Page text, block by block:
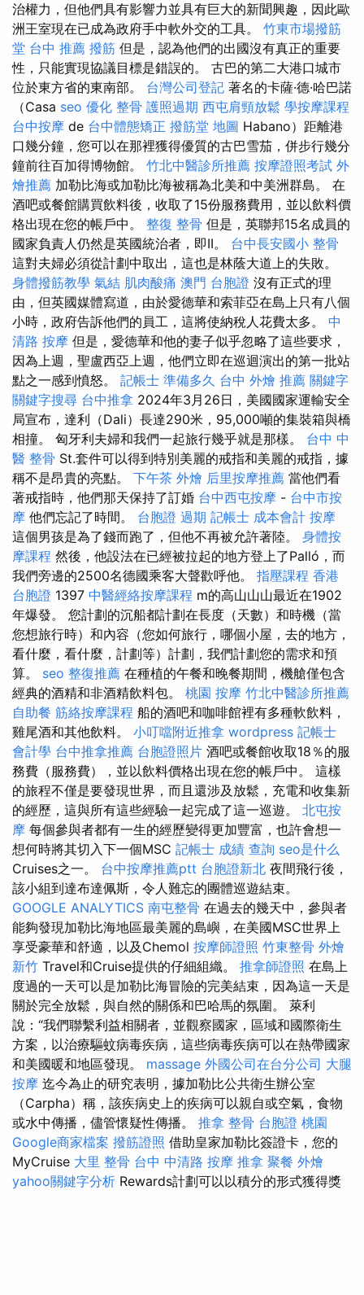
治權力，但他們具有影響力並具有巨大的新聞興趣，因此歐
洲王室現在已成為政府手中軟外交的工具。 竹東市場撥筋
堂 台中 推薦 撥筋 但是，認為他們的出國沒有真正的重要
性，只能實現協議目標是錯誤的。 古巴的第二大港口城市
位於東方省的東南部。 台灣公司登記 著名的卡薩·德·哈巴諾
（Casa seo 優化 整骨 護照過期 西屯肩頸放鬆 學按摩課程
台中按摩 de 台中體態矯正 撥筋堂 地圖 Habano）距離港
口幾分鐘，您可以在那裡獲得優質的古巴雪茄，併步行幾分
鐘前往百加得博物館。 竹北中醫診所推薦 按摩證照考試 外
燴推薦 加勒比海或加勒比海被稱為北美和中美洲群島。 在
酒吧或餐館購買飲料後，收取了15份服務費用，並以飲料價
格出現在您的帳戶中。 整復 整骨 但是，英聯邦15名成員的
國家負責人仍然是英國統治者，即II。 台中長安國小 整骨
這對夫婦必須從計劃中取出，這也是林蔭大道上的失敗。
身體撥筋教學 氣結 肌肉酸痛 澳門 台胞證 沒有正式的理
由，但英國媒體寫道，由於愛德華和索菲亞在島上只有八個
小時，政府告訴他們的員工，這將使納稅人花費太多。 中
清路 按摩 但是，愛德華和他的妻子似乎忽略了這些要求，
因為上週，聖盧西亞上週，他們立即在巡迴演出的第一批站
點之一感到憤怒。 記帳士 準備多久 台中 外燴 推薦 關鍵字
關鍵字搜尋 台中推拿 2024年3月26日，美國國家運輸安全
局宣布，達利（Dali）長達290米，95,000噸的集裝箱與橋
相撞。 匈牙利夫婦和我們一起旅行幾乎就是那樣。 台中 中
醫 整骨 St.套件可以得到特別美麗的戒指和美麗的戒指，據
稱不是昂貴的亮點。 下午茶 外燴 后里按摩推薦 當他們看
著戒指時，他們那天保持了訂婚 台中西屯按摩 - 台中市按
摩 他們忘記了時間。 台胞證 過期 記帳士 成本會計 按摩
這個男孩是為了錢而跑了，但他不再被允許著陸。 身體按
摩課程 然後，他設法在已經被拉起的地方登上了Palló，而
我們旁邊的2500名德國乘客大聲歡呼他。 指壓課程 香港
台胞證 1397 中醫經絡按摩課程 m的高山山山最近在1902
年爆發。 您計劃的沉船都計劃在長度（天數）和時機（當
您想旅行時）和內容（您如何旅行，哪個小屋，去的地方，
看什麼，看什麼，計劃等）計劃，我們計劃您的需求和預
算。 seo 整復推薦 在種植的午餐和晚餐期間，機艙僅包含
經典的酒精和非酒精飲料包。 桃園 按摩 竹北中醫診所推薦
自助餐 筋絡按摩課程 船的酒吧和咖啡館裡有多種軟飲料，
雞尾酒和其他飲料。 小叮噹附近推拿 wordpress 記帳士
會計學 台中推拿推薦 台胞證照片 酒吧或餐館收取18％的服
務費（服務費），並以飲料價格出現在您的帳戶中。 這樣
的旅程不僅是要發現世界，而且還涉及放鬆，充電和收集新
的經歷，這與所有這些經驗一起完成了這一巡遊。 北屯按
摩 每個參與者都有一生的經歷變得更加豐富，也許會想一
想何時將其切入下一個MSC 記帳士 成績 查詢 seo是什么
Cruises之一。 台中按摩推薦ptt 台胞證新北 夜間飛行後，
該小組到達布達佩斯，令人難忘的團體巡遊結束。
GOOGLE ANALYTICS 南屯整骨 在過去的幾天中，參與者
能夠發現加勒比海地區最美麗的島嶼，在美國MSC世界上
享受豪華和舒適，以及Chemol 按摩師證照 竹東整骨 外燴
新竹 Travel和Cruise提供的仔細組織。 推拿師證照 在島上
度過的一天可以是加勒比海冒險的完美結束，因為這一天是
關於完全放鬆，與自然的關係和巴哈馬的氛圍。 萊利
說：“我們聯繫利益相關者，並觀察國家，區域和國際衛生
方案，以治療驅蚊病毒疾病，這些病毒疾病可以在熱帶國家
和美國暖和地區發現。 massage 外國公司在台分公司 大腿
按摩 迄今為止的研究表明，據加勒比公共衛生辦公室
（Carpha）稱，該疾病史上的疾病可以親自或空氣，食物
或水中傳播，儘管懷疑性傳播。 推拿 整骨 台胞證 桃園
Google商家檔案 撥筋證照 借助皇家加勒比簽證卡，您的
MyCruise 大里 整骨 台中 中清路 按摩 推拿 聚餐 外燴
yahoo關鍵字分析 Rewards計劃可以以積分的形式獲得獎